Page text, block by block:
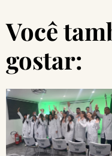
Você
gostar: